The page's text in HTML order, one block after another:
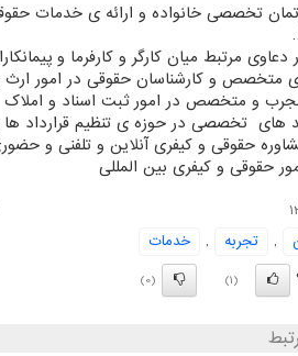
تخصصی خانواده و ارائه ی خدمات
مرتبط میان کارگر و کارفرما و
متخصص و کارشناسان حقوقی در امور ارث
و متخصص در امور ثبت اسناد و املاک
های تخصصی در حوزه ی تنظیم قرارداد
حقوقی و کیفری آنلاین و تلفنی و
حقوقی و کیفری بین المللی
, تجربه ,
خدمات
(1)
(0)